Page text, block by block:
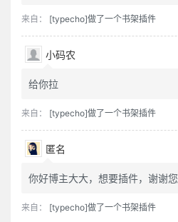
来自： [typecho]做了一个书架插件
小码农
给你拉
来自： [typecho]做了一个书架插件
匿名
你好博主大大，想要插件，谢谢您
来自： [typecho]做了一个书架插件